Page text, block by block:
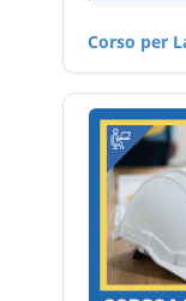
Corso per